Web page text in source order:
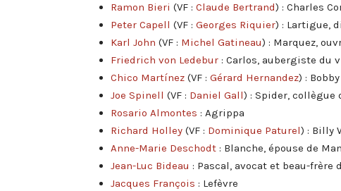
Ramon Bieri (VF : Claude Bertrand) : Charles
Peter Capell (VF : Georges Riquier) : Lartigue,
Karl John (VF : Michel Gatineau) : Marquez,
Friedrich von Ledebur : Carlos, aubergiste du
Chico Martínez (VF : Gérard Hernandez) :
Joe Spinell (VF : Daniel Gall) : Spider, collègue
Rosario Almontes : Agrippa
Richard Holley (VF : Dominique Paturel) : Billy
Anne-Marie Deschodt : Blanche, épouse de
Jean-Luc Bideau : Pascal, avocat et beau-frère
Jacques François : Lefèvre